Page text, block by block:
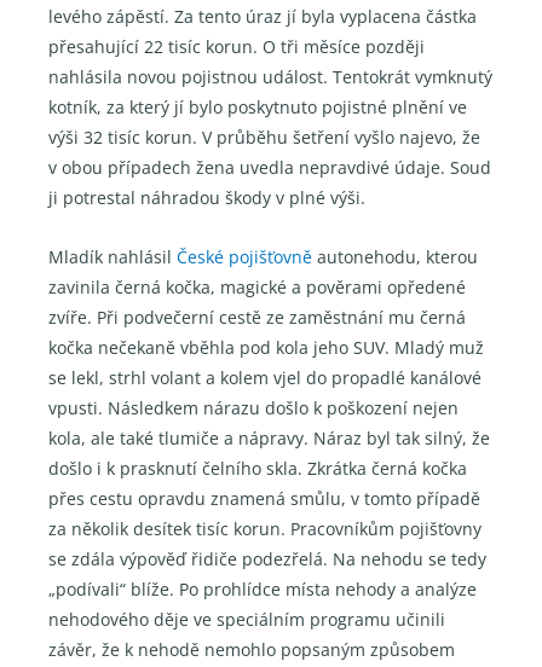
levého zápěstí. Za tento úraz jí byla vyplacena částka
přesahující 22 tisíc korun. O tři měsíce později
nahlásila novou pojistnou událost. Tentokrát vymknutý
kotník, za který jí bylo poskytnuto pojistné plnění ve
výši 32 tisíc korun. V průběhu šetření vyšlo najevo, že
v obou případech žena uvedla nepravdivé údaje. Soud
ji potrestal náhradou škody v plné výši.
Mladík nahlásil České pojišťovně autonehodu, kterou
zavinila černá kočka, magické a pověrami opředené
zvíře. Při podvečerní cestě ze zaměstnání mu černá
kočka nečekaně vběhla pod kola jeho SUV. Mladý muž
se lekl, strhl volant a kolem vjel do propadlé kanálové
vpusti. Následkem nárazu došlo k poškození nejen
kola, ale také tlumiče a nápravy. Náraz byl tak silný, že
došlo i k prasknutí čelního skla. Zkrátka černá kočka
přes cestu opravdu znamená smůlu, v tomto případě
za několik desítek tisíc korun. Pracovníkům pojišťovny
se zdála výpověď řidiče podezřelá. Na nehodu se tedy
„podívali“ blíže. Po prohlídce místa nehody a analýze
nehodového děje ve speciálním programu učinili
závěr, že k nehodě nemohlo popsaným způsobem